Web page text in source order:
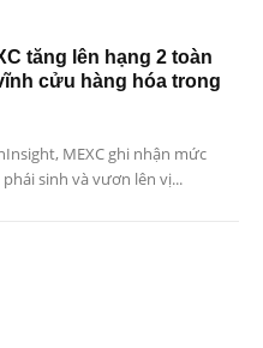
tăng lên hạng 2 toàn
cửu hàng hóa trong
MEXC ghi nhận mức
sinh và vươn lên vị...